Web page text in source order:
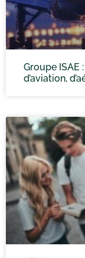
Groupe ISAE
d’aviation,